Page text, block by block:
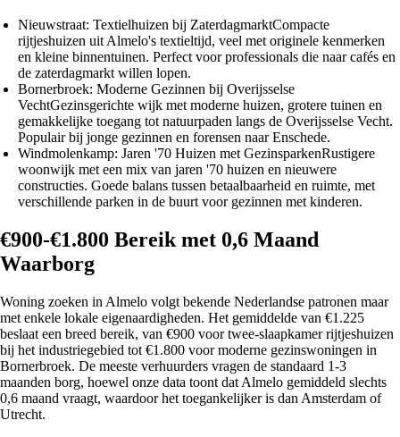
Nieuwstraat: Textielhuizen bij ZaterdagmarktCompacte
rijtjeshuizen uit Almelo's textieltijd, veel met originele kenmerken
en kleine binnentuinen. Perfect voor professionals die naar cafés en
de zaterdagmarkt willen lopen.
Bornerbroek: Moderne Gezinnen bij Overijsselse
VechtGezinsgerichte wijk met moderne huizen, grotere tuinen en
gemakkelijke toegang tot natuurpaden langs de Overijsselse Vecht.
Populair bij jonge gezinnen en forensen naar Enschede.
Windmolenkamp: Jaren '70 Huizen met GezinsparkenRustigere
woonwijk met een mix van jaren '70 huizen en nieuwere
constructies. Goede balans tussen betaalbaarheid en ruimte, met
verschillende parken in de buurt voor gezinnen met kinderen.
€900-€1.800 Bereik met 0,6 Maand
Waarborg
Woning zoeken in Almelo volgt bekende Nederlandse patronen maar
met enkele lokale eigenaardigheden. Het gemiddelde van €1.225
beslaat een breed bereik, van €900 voor twee-slaapkamer rijtjeshuizen
bij het industriegebied tot €1.800 voor moderne gezinswoningen in
Bornerbroek. De meeste verhuurders vragen de standaard 1-3
maanden borg, hoewel onze data toont dat Almelo gemiddeld slechts
0,6 maand vraagt, waardoor het toegankelijker is dan Amsterdam of
Utrecht.